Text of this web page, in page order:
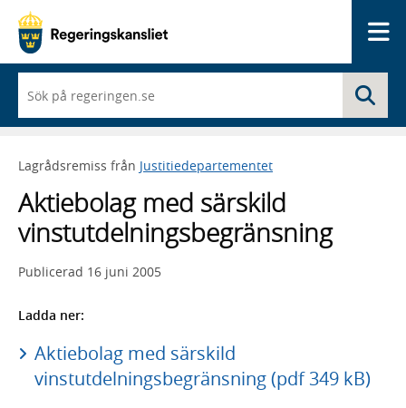
du
börjar
skriva
framträder
lista
med
sökförslag
Lagrådsremiss från Justitiedepartementet
Aktiebolag med särskild
vinstutdelningsbegränsning
Publicerad 16 juni 2005
Ladda ner:
Aktiebolag med särskild
vinstutdelningsbegränsning (pdf 349 kB)